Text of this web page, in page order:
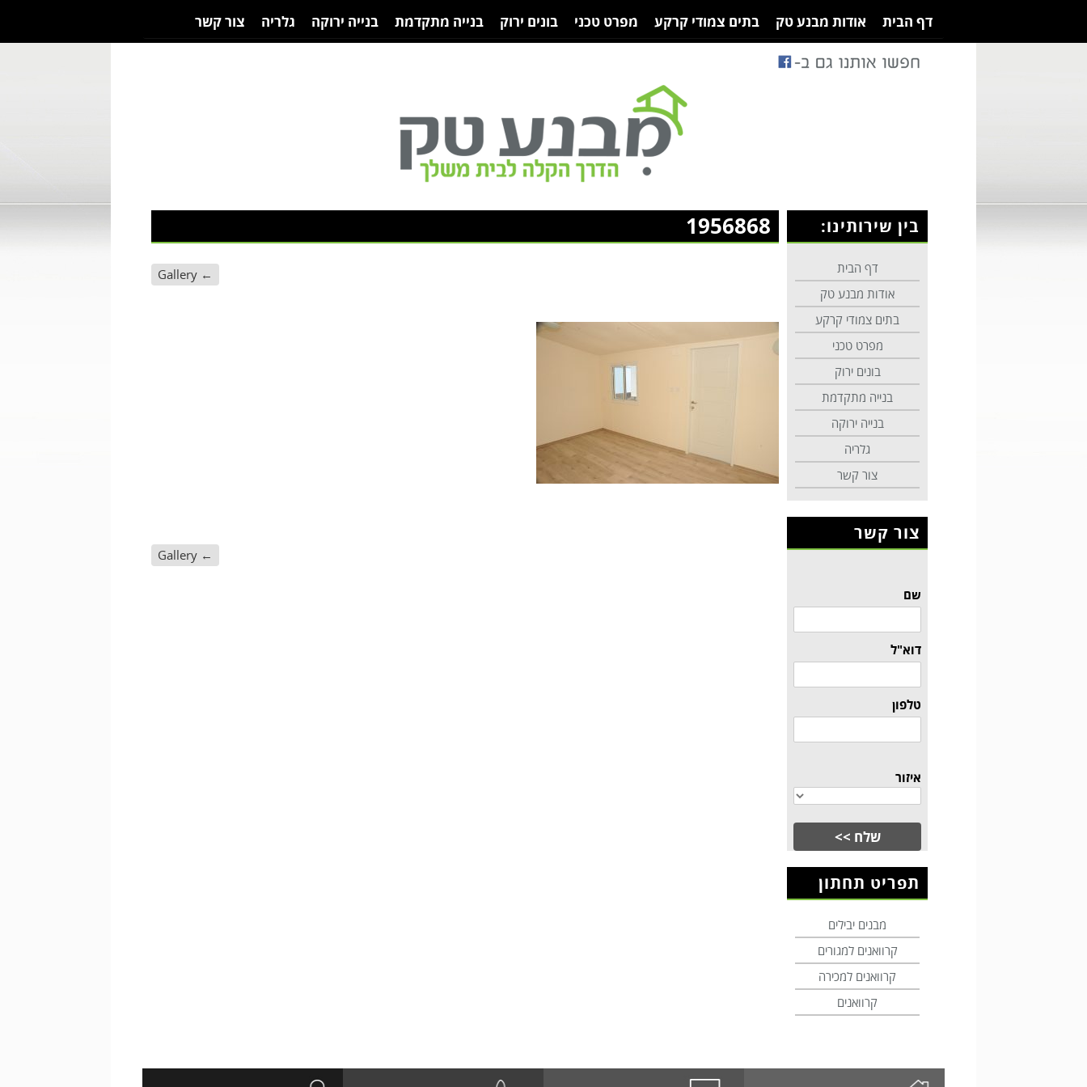
דף הבית אודות מבנע טק בתים צמודי קרקע מפרט טכני בונים ירוק בנייה מתקדמת בנייה ירוקה גלריה צור קשר
1956868
←
←
בין שירותינו:
דף הבית
אודות מבנע טק
בתים צמודי קרקע
מפרט טכני
בונים ירוק
בנייה מתקדמת
בנייה ירוקה
גלריה
צור קשר
צור קשר
שם
דוא"ל
טלפון
איזור
תפריט תחתון
מבנים יבילים
קרוואנים למגורים
קרוואנים למכירה
קרוואנים